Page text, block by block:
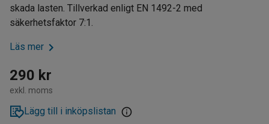
skada lasten. Tillverkad enligt EN 1492-2 med
säkerhetsfaktor 7:1.
Läs mer
290 kr
exkl. moms
Lägg till i inköpslistan